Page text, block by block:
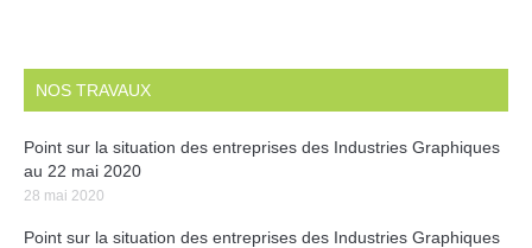
NOS TRAVAUX
Point sur la situation des entreprises des Industries Graphiques
au 22 mai 2020
28 mai 2020
Point sur la situation des entreprises des Industries Graphiques